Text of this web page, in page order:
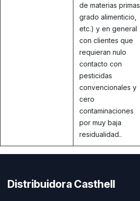
de materias primas
grado alimenticio,
etc.) y en general
con clientes que
requieran nulo
contacto con
pesticidas
convencionales y
cero
contaminaciones
por muy baja
residualidad..
Distribuidora Casthell